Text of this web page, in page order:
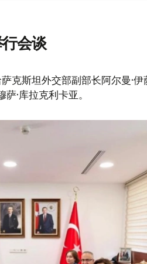
会谈
克斯坦外交部副部长阿尔曼·
·库拉克利卡亚。